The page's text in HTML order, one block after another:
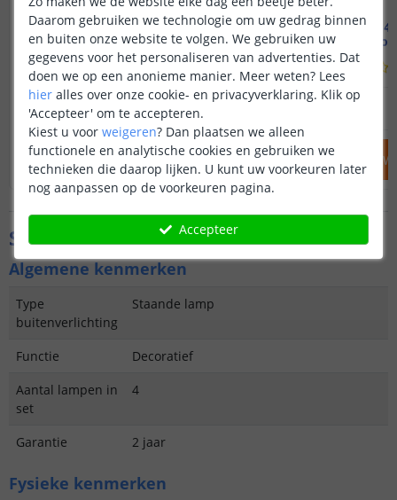
2x Solar priklamp Prickle
50 cm hoog - Warm wit
(210 reviews)
OP VOORRAAD 17,95
IN WINKELWAGEN
Voordeelset
30 cm
IN
Specificaties
Algemene kenmerken
Type
buitenverlichting
Staande lamp
Functie
Decoratief
Aantal lampen in
set
4
Garantie 2 jaar
Fysieke kenmerken
Daarom gebruiken we technologie om uw gedrag binnen
en buiten onze website te volgen. We gebruiken uw
gegevens voor het personaliseren van advertenties. Dat
doen we op een anonieme manier. Meer weten? Lees
hier alles over onze cookie- en privacyverklaring. Klik op
'Accepteer' om te accepteren.
Kiest u voor weigeren? Dan plaatsen we alleen
functionele en analytische cookies en gebruiken we
technieken die daarop lijken. U kunt uw voorkeuren later
nog aanpassen op de voorkeuren pagina.
Accepteer